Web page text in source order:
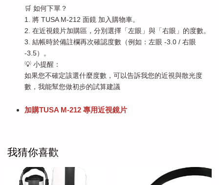
🛒 如何下單？
1. 將 TUSA M-212 面鏡 加入購物車。
2. 在近視鏡片加購區，分別選擇「左眼」與「右眼」的度數。
3. 結帳時於備註欄再次確認度數（例如：左眼 -3.0 / 右眼
-3.5）。
💡 小提醒：
如果您不確定該選什麼度數，可以告訴我您的近視與散光度
數，我能幫您做初步的試算建議
加購TUSA M-212 專用近視鏡片
我猜你喜歡